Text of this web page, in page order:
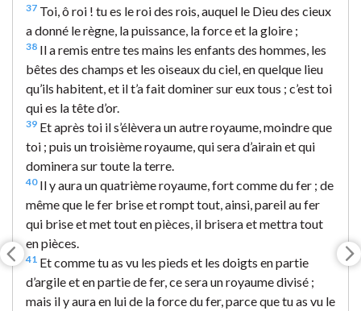
37 Toi, ô roi ! tu es le roi des rois, auquel le Dieu des cieux
a donné le règne, la puissance, la force et la gloire ;
38 Il a remis entre tes mains les enfants des hommes, les
bêtes des champs et les oiseaux du ciel, en quelque lieu
qu’ils habitent, et il t’a fait dominer sur eux tous ; c’est toi
qui es la tête d’or.
39 Et après toi il s’élèvera un autre royaume, moindre que
toi ; puis un troisième royaume, qui sera d’airain et qui
dominera sur toute la terre.
40Il y aura un quatrième royaume, fort comme du fer ; de
même que le fer brise et rompt tout, ainsi, pareil au fer
qui brise et met tout en pièces, il brisera et mettra tout
en pièces.
41 Et comme tu as vu les pieds et les doigts en partie
d’argile et en partie de fer, ce sera un royaume divisé ;
mais il y aura en lui de la force du fer, parce que tu as vu le